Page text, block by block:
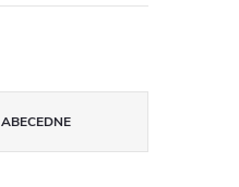
ABECEDNE